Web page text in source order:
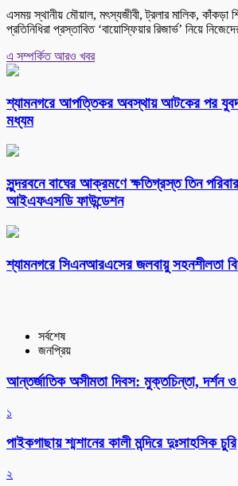
এসময় স্থানীয় মৌয়াল, মৎস্যজীবী, ট্রলার মালিক, কাঁকড়া
প্রতিনিধিরা প্রস্তাবিত ‘বায়োস্ফিয়ার রিজার্ভ’ নিয়ে
এ সম্পর্কিত আরও খবর
শ্যামনগরে আপত্তিকর অবস্থায় আটকের পর
মধ্যম
সুন্দরবনে বাঘের আক্রমণে ক্ষতিগ্রস্ত তিন
আইএফএসডি ফাউন্ডেশন
শ্যামনগরে সিএনআরএসের জলবায়ু সহনশীলতা
সর্বশেষ
জনপ্রিয়
আন্তর্জাতিক অসীমতা দিবস: মুক্তচিন্তা, দর্শন ও
১
পাইকগাছায় শ্মশানের কালী মন্দিরে দুঃসাহসিক চুরি
২